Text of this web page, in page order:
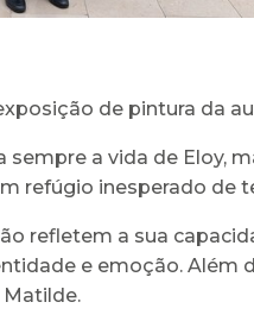
de pintura da
a vida de Eloy,
refúgio inesperado de
refletem a sua
e emoção.